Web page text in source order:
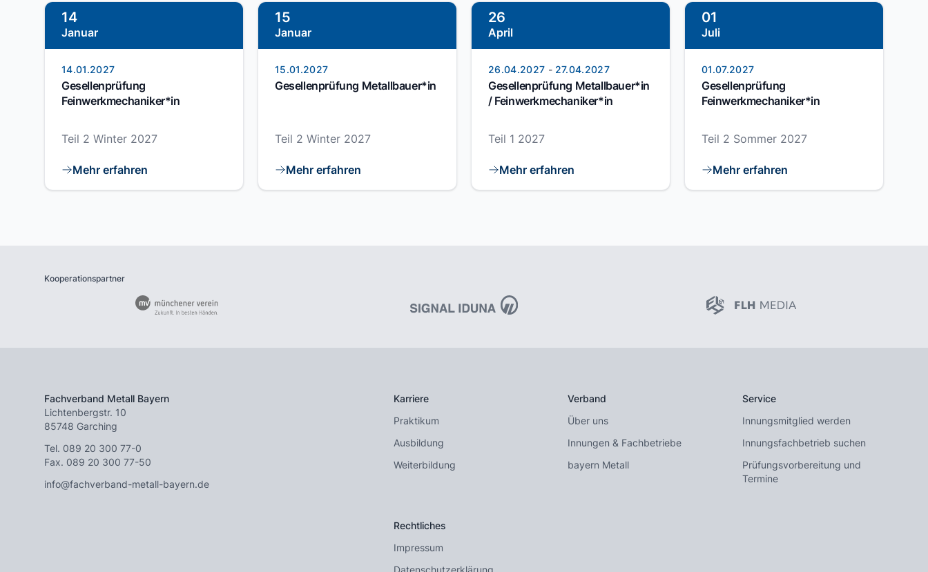
14
Januar
14.01.2027
Gesellenprüfung
Feinwerkmechaniker*in
Teil 2 Winter 2027
Mehr erfahren
15
Januar
15.01.2027
Gesellenprüfung Metallbauer*in
Teil 2 Winter 2027
Mehr erfahren
26
April
26.04.2027 - 27.04.2027
Gesellenprüfung Metallbauer*in
/ Feinwerkmechaniker*in
Teil 1 2027
Mehr erfahren
01
Juli
01.07.2027
Gesellenprüfung
Feinwerkmechaniker*in
Teil 2 Sommer 2027
Mehr erfahren
Kooperationspartner
Fachverband Metall Bayern
Lichtenbergstr. 10
85748 Garching
Tel. 089 20 300 77-0
Fax. 089 20 300 77-50
info@fachverband-metall-bayern.de
Karriere
Praktikum
Ausbildung
Weiterbildung
Verband
Über uns
Innungen & Fachbetriebe
bayern Metall
Service
Innungsmitglied werden
Innungsfachbetrieb suchen
Prüfungsvorbereitung und
Termine
Rechtliches
Impressum
Datenschutzerklärung